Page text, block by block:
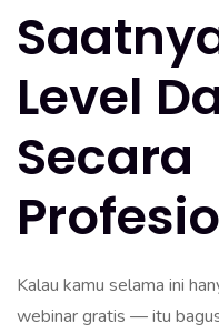
Level
Secara
Kalau kamu selama ini
webinar gratis — itu